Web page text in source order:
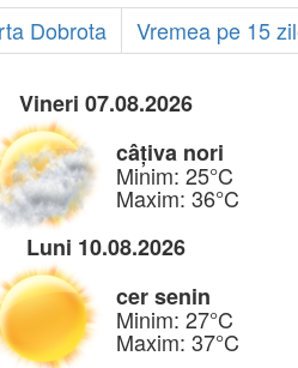
Dobrota
Vremea pe 15
Vineri 07.08.2026
câțiva nori
Minim: 25°C
Maxim: 36°C
Luni 10.08.2026
cer senin
Minim: 27°C
Maxim: 37°C